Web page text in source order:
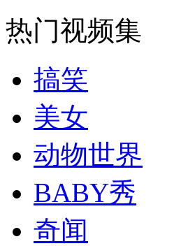
消防员救轻生者 花炮节热闹非凡
纽约上演“枕头大战”
司机酒驾遇交警 急速倒车逃窜
热门视频集
搞笑
美女
动物世界
BABY秀
奇闻